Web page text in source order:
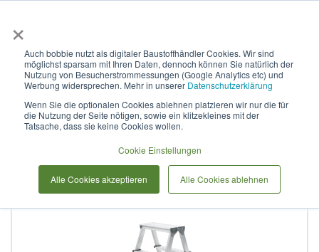
×
Auch bobbie nutzt als digitaler Baustoffhändler Cookies. Wir sind
möglichst sparsam mit Ihren Daten, dennoch können Sie natürlich der
Nutzung von Besucherstrommessungen (Google Analytics etc) und
Werbung widersprechen. Mehr in unserer Datenschutzerklärung
Wenn Sie die optionalen Cookies ablehnen platzieren wir nur die für
die Nutzung der Seite nötigen, sowie ein klitzekleines mit der
Tatsache, dass sie keine Cookies wollen.
Cookie Einstellungen
Alle Cookies akzeptieren Alle Cookies ablehnen
Stufenleiter aus Aluminium,
beidseitig begehbar, NV 1120
Bildergalerie
springen